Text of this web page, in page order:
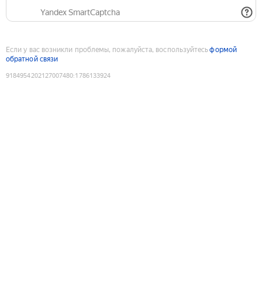
Yandex SmartCaptcha
Если у вас возникли проблемы, пожалуйста, воспользуйтесьформой
обратной связи
9184954202127007480:1786133924